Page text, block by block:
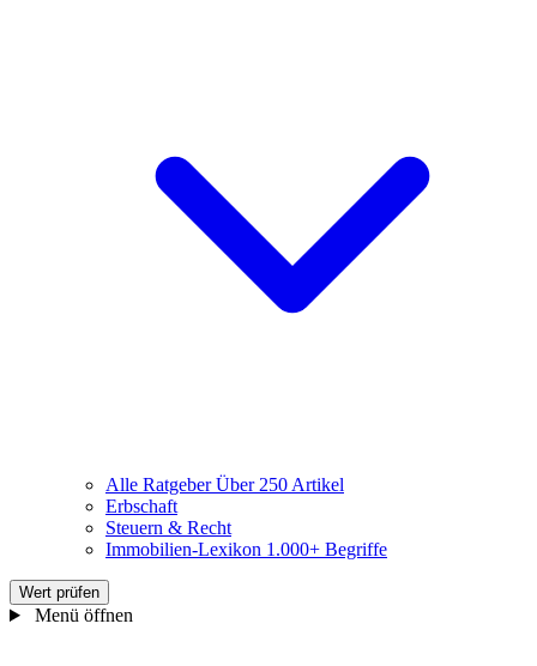
Alle RatgeberÜber 250 Artikel
Erbschaft
Steuern & Recht
Immobilien-Lexikon 1.000+ Begriffe
Wert prüfen
Menü öffnen